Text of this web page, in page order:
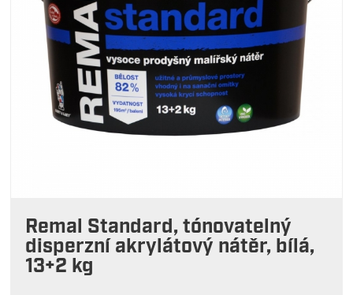
Remal Standard, tónovatelný
disperzní akrylátový nátěr, bílá,
13+2 kg